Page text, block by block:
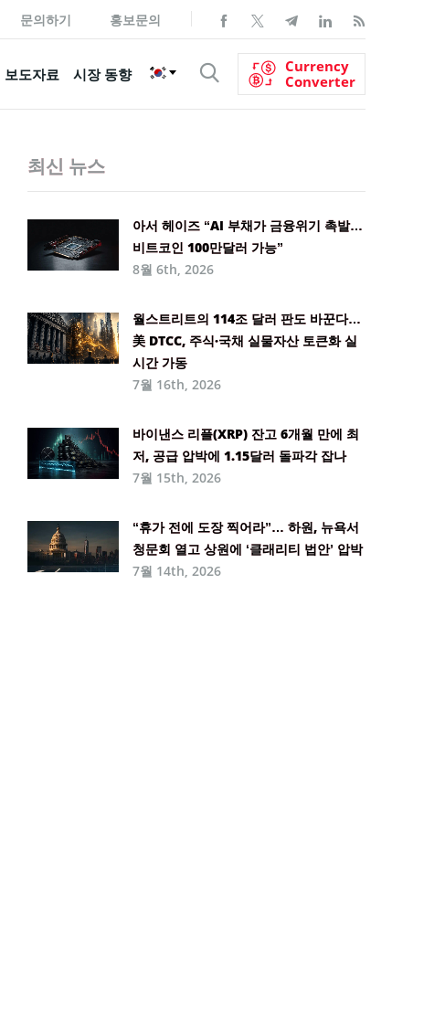
문의하기 홍보문의
보도자료 시장 동향
Currency
Converter
최신 뉴스
아서 헤이즈 “AI 부채가 금융위기 촉발…
비트코인 100만달러 가능”
8월 6th, 2026
월스트리트의 114조 달러 판도 바꾼다…
美 DTCC, 주식·국채 실물자산 토큰화 실
시간 가동
7월 16th, 2026
바이낸스 리플(XRP) 잔고 6개월 만에 최
저, 공급 압박에 1.15달러 돌파각 잡나
7월 15th, 2026
“휴가 전에 도장 찍어라”… 하원, 뉴욕서
청문회 열고 상원에 ‘클래리티 법안’ 압박
7월 14th, 2026